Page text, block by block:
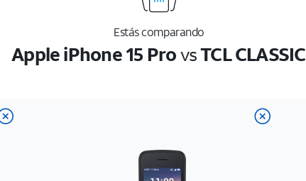
Estás comparando
Apple iPhone 15 ProvsTCL CLASSIC